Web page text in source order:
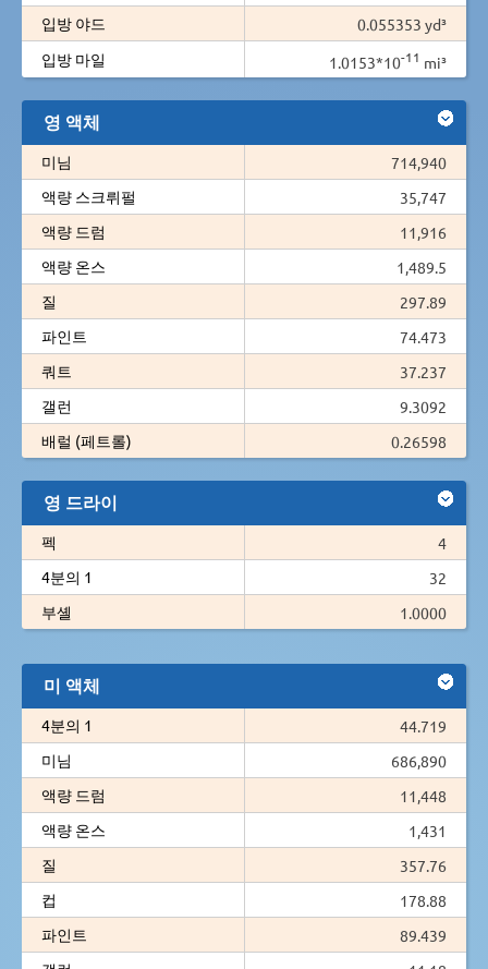
입방 야드
0.055353 yd³
입방 마일
1.0153*10-11 mi³
영 액체
미님
714,940
액량 스크뤼펄
35,747
액량 드럼
11,916
액량 온스
1,489.5
질
297.89
파인트
74.473
쿼트
37.237
갤런
9.3092
배럴 (페트롤)
0.26598
영 드라이
펙
4
4분의 1
32
부셸
1.0000
미 액체
4분의 1
44.719
미님
686,890
액량 드럼
11,448
액량 온스
1,431
질
357.76
컵
178.88
파인트
89.439